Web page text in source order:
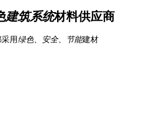
建筑系统材料供应商
用 绿色、安全、节能建材